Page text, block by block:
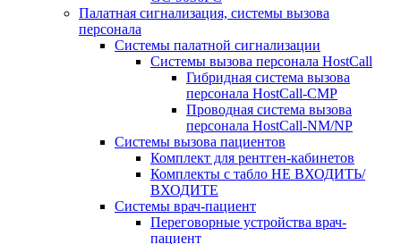
Палатная сигнализация, системы вызова
персонала
Системы палатной сигнализации
Системы вызова персонала HostCall
Гибридная система вызова
персонала HostCall-CMP
Проводная система вызова
персонала HostCall-NM/NP
Системы вызова пациентов
Комплект для рентген-кабинетов
Комплекты с табло НЕ ВХОДИТЬ/
ВХОДИТЕ
Системы врач-пациент
Переговорные устройства врач-
пациент